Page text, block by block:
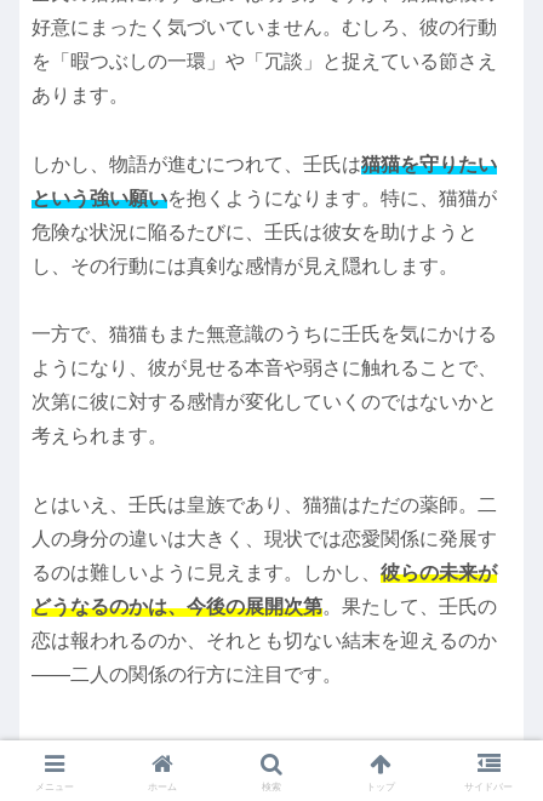
好意にまったく気づいていません。むしろ、彼の行動
を「暇つぶしの一環」や「冗談」と捉えている節さえ
あります。
しかし、物語が進むにつれて、壬氏は猫猫を守りたい
という強い願いを抱くようになります。特に、猫猫が
危険な状況に陥るたびに、壬氏は彼女を助けようと
し、その行動には真剣な感情が見え隠れします。
一方で、猫猫もまた無意識のうちに壬氏を気にかける
ようになり、彼が見せる本音や弱さに触れることで、
次第に彼に対する感情が変化していくのではないかと
考えられます。
とはいえ、壬氏は皇族であり、猫猫はただの薬師。二
人の身分の違いは大きく、現状では恋愛関係に発展す
るのは難しいように見えます。しかし、 彼らの未来が
どうなるのかは、今後の展開次第。果たして、壬氏の
恋は報われるのか、それとも切ない結末を迎えるのか
――二人の関係の行方に注目です。
壬氏の声優・大塚剛央さんの魅力
メニュー ホーム 検索 トップ サイドバー